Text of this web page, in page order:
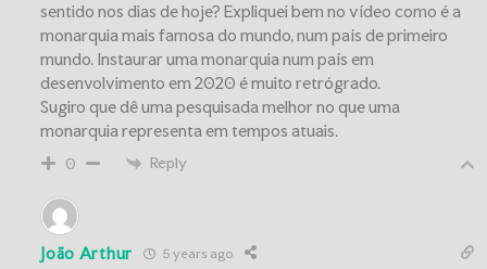
sentido nos dias de hoje? Expliquei bem no vídeo como é a
monarquia mais famosa do mundo, num país de primeiro
mundo. Instaurar uma monarquia num país em
desenvolvimento em 2020 é muito retrógrado.
Sugiro que dê uma pesquisada melhor no que uma
monarquia representa em tempos atuais.
0 Reply
João Arthur 5 years ago